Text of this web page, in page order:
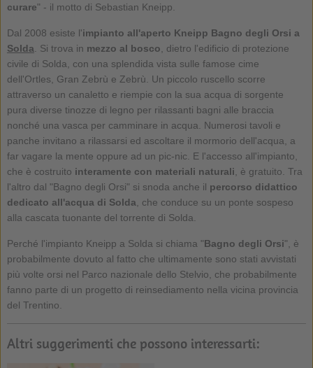
curare" - il motto di Sebastian Kneipp.
Dal 2008 esiste l'impianto all'aperto Kneipp Bagno degli Orsi a
Solda . Si trova in mezzo al bosco , dietro l'edificio di protezione
civile di Solda, con una splendida vista sulle famose cime
dell'Ortles, Gran Zebrù e Zebrù. Un piccolo ruscello scorre
attraverso un canaletto e riempie con la sua acqua di sorgente
pura diverse tinozze di legno per rilassanti bagni alle braccia
nonché una vasca per camminare in acqua. Numerosi tavoli e
panche invitano a rilassarsi ed ascoltare il mormorio dell'acqua, a
far vagare la mente oppure ad un pic-nic. E l'accesso all'impianto,
che è costruito interamente con materiali naturali , è gratuito. Tra
l'altro dal "Bagno degli Orsi" si snoda anche il percorso didattico
dedicato all'acqua di Solda , che conduce su un ponte sospeso
alla cascata tuonante del torrente di Solda.
Perché l'impianto Kneipp a Solda si chiama "Bagno degli Orsi", è
probabilmente dovuto al fatto che ultimamente sono stati avvistati
più volte orsi nel Parco nazionale dello Stelvio, che probabilmente
fanno parte di un progetto di reinsediamento nella vicina provincia
del Trentino.
Altri suggerimenti che possono interessarti: